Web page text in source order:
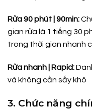
Rửa 90 phút | 90min:
gian rửa là 1 tiếng 30
trong thời gian nhanh
Rửa nhanh | Rapid:
và không cần sấy khô
3. Chức năng